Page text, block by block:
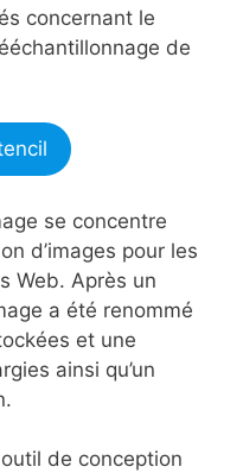
concernant le
de
se concentre
d’images pour les
Web. Après un
a été renommé
et une
ainsi qu’un
de conception